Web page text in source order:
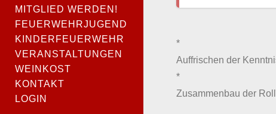
MITGLIED WERDEN!
FEUERWEHRJUGEND
KINDERFEUERWEHR
VERANSTALTUNGEN
WEINKOST
KONTAKT
LOGIN
*
Auffrischen der
*
Zusammenbau der